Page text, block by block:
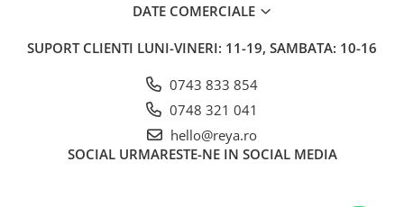
DATE COMERCIALE
SUPORT CLIENTI LUNI-VINERI: 11-19, SAMBATA: 10-16
0743 833 854
0748 321 041
hello@reya.ro
SOCIAL URMARESTE-NE IN SOCIAL MEDIA